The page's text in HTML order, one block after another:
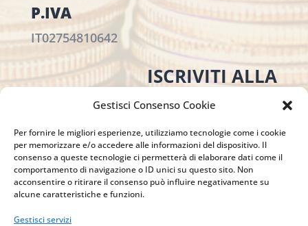
Gestisci Consenso Cookie
Per fornire le migliori esperienze, utilizziamo tecnologie come i cookie
per memorizzare e/o accedere alle informazioni del dispositivo. Il
consenso a queste tecnologie ci permetterà di elaborare dati come il
comportamento di navigazione o ID unici su questo sito. Non
acconsentire o ritirare il consenso può influire negativamente su
alcune caratteristiche e funzioni.
Gestisci servizi
P.IVA
IT02754810642
ISCRIVITI ALLA
NEWSLETTER
novità, clicca sul pulsante qui sotto e
iscriviti alla nostra newsletter.
ISCRIVITI ALLA